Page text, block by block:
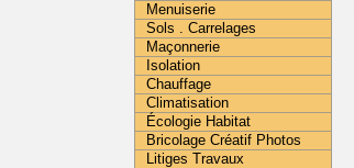
Menuiserie
Sols . Carrelages
Maçonnerie
Isolation
Chauffage
Climatisation
Écologie Habitat
Bricolage Créatif Photos
Litiges Travaux